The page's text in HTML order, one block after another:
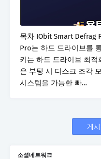
목차 IObit Smart Defrag
Pro는 하드 드라이브를
키는 하드 드라이브 최
은 부팅 시 디스크 조각
시스템을 가능한 빠…
게
소셜네트워크